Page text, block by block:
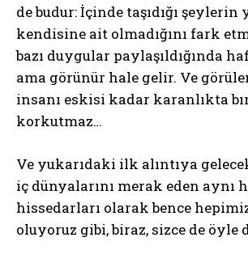
de budur: İçinde taşıdığı şeylerin
kendisine ait olmadığını fark
bazı duygular paylaşıldığında
ama görünür hale gelir. Ve
insanı eskisi kadar karanlıkta
korkutmaz…
Ve yukarıdaki ilk alıntıya
iç dünyalarını merak eden aynı
hissedarları olarak bence
oluyoruz gibi, biraz, sizce de öyle